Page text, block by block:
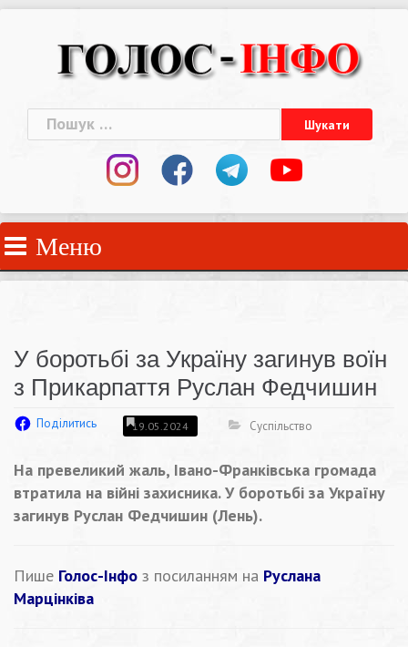
Пошук:
Меню
У боротьбі за Україну загинув воїн
з Прикарпаття Руслан Федчишин
Поділитись 19.05.2024 Суспільство
На превеликий жаль, Івано-Франківська громада
втратила на війні захисника. У боротьбі за Україну
загинув Руслан Федчишин (Лень).
Пише Голос-Інфо з посиланням на Руслана
Марцінківа